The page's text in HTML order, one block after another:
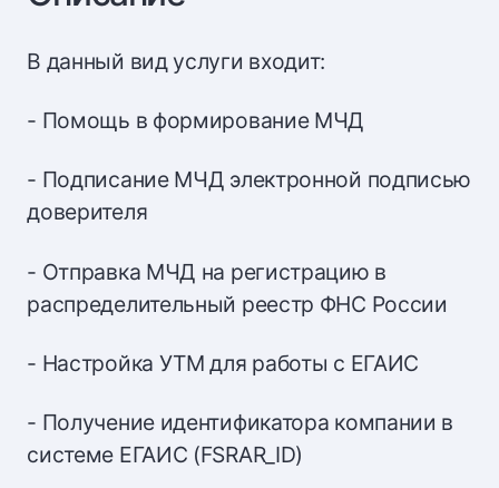
В данный вид услуги входит:
- Помощь в формирование МЧД
- Подписание МЧД электронной подписью
доверителя
- Отправка МЧД на регистрацию в
распределительный реестр ФНС России
- Настройка УТМ для работы с ЕГАИС
- Получение идентификатора компании в
системе ЕГАИС (FSRAR_ID)